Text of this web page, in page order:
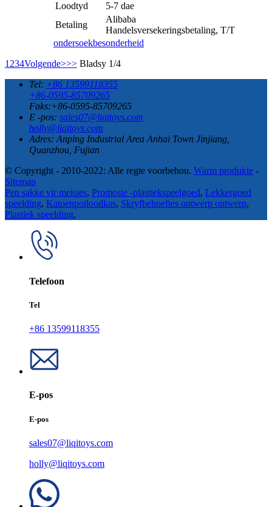
Loodtyd
5-7 dae
Betaling
Alibaba
Handelsversekeringsbetaling, T/T
ondersoekbesonderheid
1234Volgende>>> Bladsy 1/4
Tel: +86 13599118355
+86-0595-85709265
Faks:+86-0595-85709265
E -pos: sales07@liqitoys.com
holly@liqitoys.com
Adres: Anping Industrial Area Anhai Town Jinjiang,
Quanzhou, Fujian
© Copyright - 2010-2022: Alle regte voorbehou. Warm produkte -
Sitemap
Pen sakke vir meisies, Promosie -plastiekspeelgoed, Lekkergoed
speelding, Katoenpotloodkas, Skryfbehoeftes ontwerp ontwerp,
Plastiek speelding,
Telefoon
Tel
+86 13599118355
E-pos
E-pos
sales07@liqitoys.com
holly@liqitoys.com